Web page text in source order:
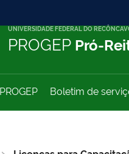
UNIVERSIDADE FEDERAL DO
PROGEP Pró-
Boletim de